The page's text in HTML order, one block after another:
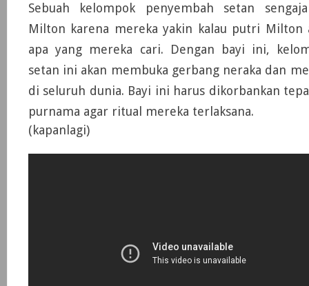
Sebuah kelompok penyembah setan
Milton karena mereka yakin kalau putri Milton
apa yang mereka cari. Dengan bayi ini,
setan ini akan membuka gerbang neraka dan
di seluruh dunia. Bayi ini harus dikorbankan
purnama agar ritual mereka terlaksana.
(kapanlagi)